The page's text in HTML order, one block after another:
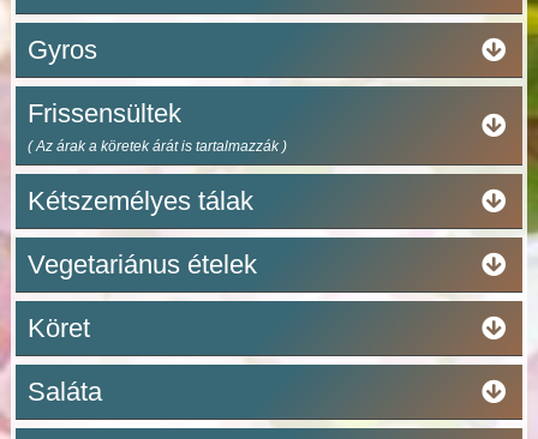
Gyros
Frissensültek
( Az árak a köretek árát is tartalmazzák )
Kétszemélyes tálak
Vegetariánus ételek
Köret
Saláta